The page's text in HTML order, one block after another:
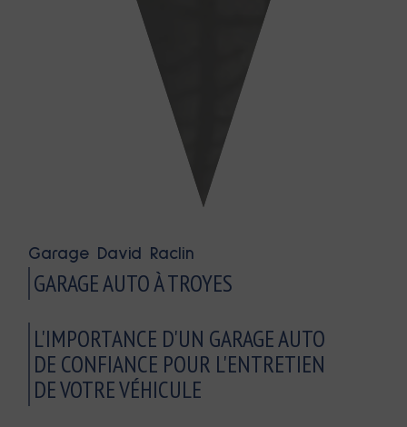
Garage David Raclin
GARAGE AUTO À TROYES
L'IMPORTANCE D'UN GARAGE AUTO
DE CONFIANCE POUR L'ENTRETIEN
DE VOTRE VÉHICULE